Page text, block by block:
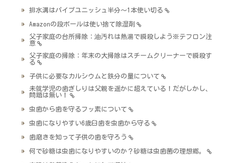
排水溝はパイプユニッシュ半分～1本使い切る
Amazonの段ボールは使い捨て除湿剤
父子家庭の台所掃除：油汚れは熱湯で瞬殺しよう※テフロン注
意
父子家庭の掃除：年末の大掃除はスチームクリーナーで瞬殺す
る
子供に必要なカルシウムと鉄分の量について
未就学児の歯ぎしりは父親を遥かに超えている！だがしかし、
問題は無い！
虫歯から歯を守るフッ素について
虫歯になりやすい6歳臼歯を虫歯から守る
歯磨きを知って子供の歯を守ろう
何で砂糖は虫歯になりやすいのか？砂糖は虫歯菌の理想郷。